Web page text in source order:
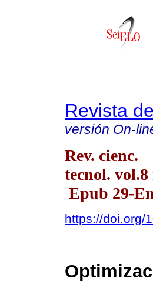
Revista
versión On-
Rev. cienc.
tecnol.
Epub 29-
https://doi.org/